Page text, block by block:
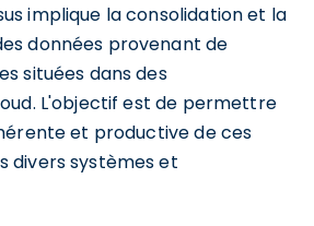
implique la consolidation et la
données provenant de
situées dans des
L'objectif est de permettre
et productive de ces
divers systèmes et